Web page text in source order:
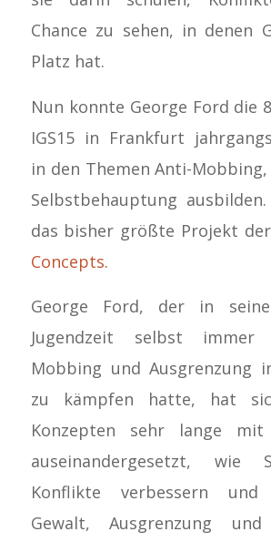
Chance zu sehen, in denen
Platz hat.
Nun konnte George Ford die
IGS15 in Frankfurt
in den Themen Anti-Mobbing,
Selbstbehauptung
das bisher größte Projekt der
Concepts.
George Ford, der in
Jugendzeit selbst
Mobbing und Ausgrenzung
zu kämpfen hatte, hat
Konzepten sehr lange
auseinandergesetzt, wie
Konflikte verbessern
Gewalt, Ausgrenzung und